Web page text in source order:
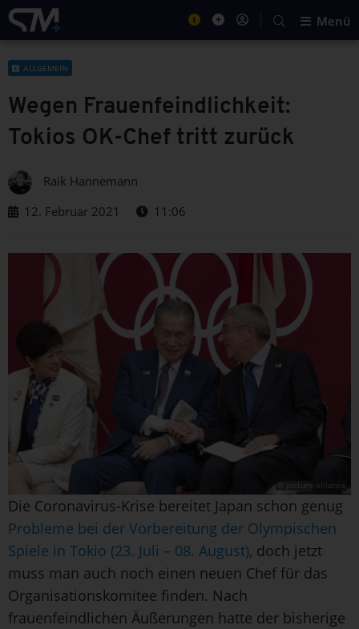
Menü
ALLGEMEIN
Wegen Frauenfeindlichkeit:
Tokios OK-Chef tritt zurück
Raik Hannemann
12. Februar 2021
11:06
© picture-alliance
Die Coronavirus-Krise bereitet Japan schon genug
Probleme bei der Vorbereitung der Olympischen
Spiele in Tokio (23. Juli – 08. August), doch jetzt
muss man auch noch einen neuen Chef für das
Organisationskomitee finden. Nach
frauenfeindlichen Äußerungen hatte der bisherige